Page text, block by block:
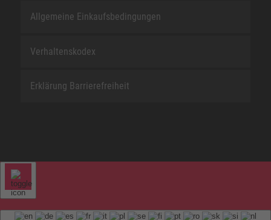
Allgemeine Einkaufsbedingungen
Verhaltenskodex
Erklärung Barrierefreiheit